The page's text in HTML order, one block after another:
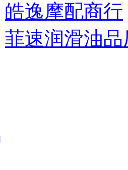
皓逸摩配商行
菲速润滑油品